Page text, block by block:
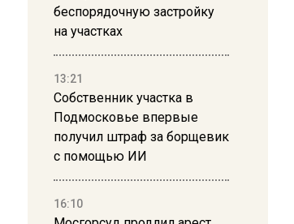
беспорядочную застройку
на участках
13:21
Собственник участка в
Подмосковье впервые
получил штраф за борщевик
с помощью ИИ
16:10